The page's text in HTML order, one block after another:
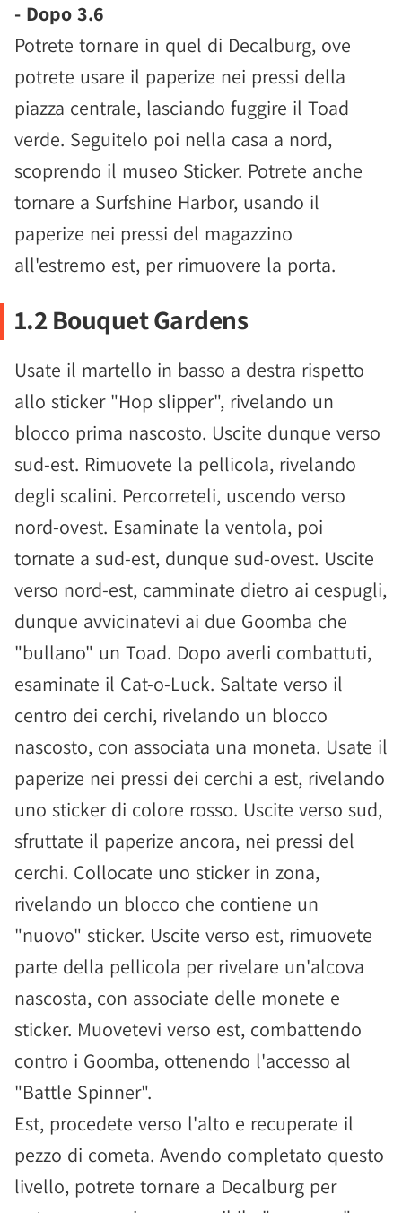
- Dopo 3.6
Potrete tornare in quel di Decalburg, ove
potrete usare il paperize nei pressi della
piazza centrale, lasciando fuggire il Toad
verde. Seguitelo poi nella casa a nord,
scoprendo il museo Sticker. Potrete anche
tornare a Surfshine Harbor, usando il
paperize nei pressi del magazzino
all'estremo est, per rimuovere la porta.
1.2 Bouquet Gardens
Usate il martello in basso a destra rispetto
allo sticker "Hop slipper", rivelando un
blocco prima nascosto. Uscite dunque verso
sud-est. Rimuovete la pellicola, rivelando
degli scalini. Percorreteli, uscendo verso
nord-ovest. Esaminate la ventola, poi
tornate a sud-est, dunque sud-ovest. Uscite
verso nord-est, camminate dietro ai cespugli,
dunque avvicinatevi ai due Goomba che
"bullano" un Toad. Dopo averli combattuti,
esaminate il Cat-o-Luck. Saltate verso il
centro dei cerchi, rivelando un blocco
nascosto, con associata una moneta. Usate il
paperize nei pressi dei cerchi a est, rivelando
uno sticker di colore rosso. Uscite verso sud,
sfruttate il paperize ancora, nei pressi del
cerchi. Collocate uno sticker in zona,
rivelando un blocco che contiene un
"nuovo" sticker. Uscite verso est, rimuovete
parte della pellicola per rivelare un'alcova
nascosta, con associate delle monete e
sticker. Muovetevi verso est, combattendo
contro i Goomba, ottenendo l'accesso al
"Battle Spinner".
Est, procedete verso l'alto e recuperate il
pezzo di cometa. Avendo completato questo
livello, potrete tornare a Decalburg per